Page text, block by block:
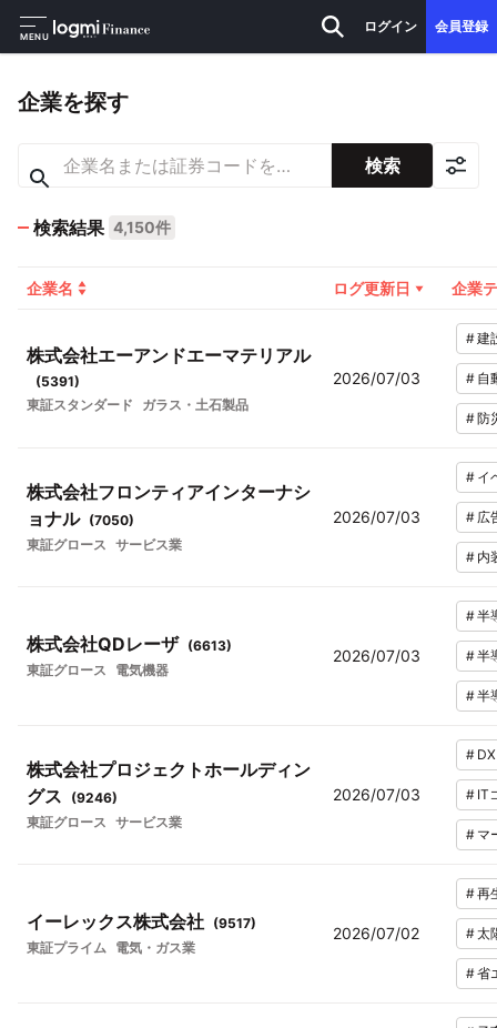
MENU
ログイン 会員登録
企業を探す
検索
検索結果 4,150件
企業名 ログ更新日 企業
株式会社エーアンドエーマテリアル
(5391)
東証スタンダード
ガラス・土石製品
2026/07/03
#建
# 自
#防
株式会社フロンティアインターナシ
ョナル (7050)
東証グロース サービス業
2026/07/03
# イ
# 広
# 内
株式会社QDレーザ (6613)
東証グロース
電気機器
2026/07/03
#半
#半
#半
株式会社プロジェクトホールディン
グス
(9246)
東証グロース サービス業
2026/07/03
# DX
# IT
# マ
イーレックス株式会社 (9517)
東証プライム 電気・ガス業
2026/07/02
#再
#太
#省